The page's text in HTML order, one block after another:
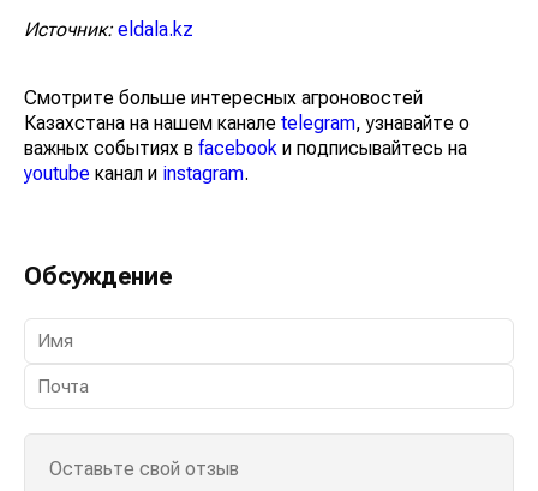
Источник: eldala.kz
Смотрите больше интересных агроновостей
Казахстана на нашем канале telegram, узнавайте о
важных событиях в facebook и подписывайтесь на
youtube канал и instagram.
Обсуждение